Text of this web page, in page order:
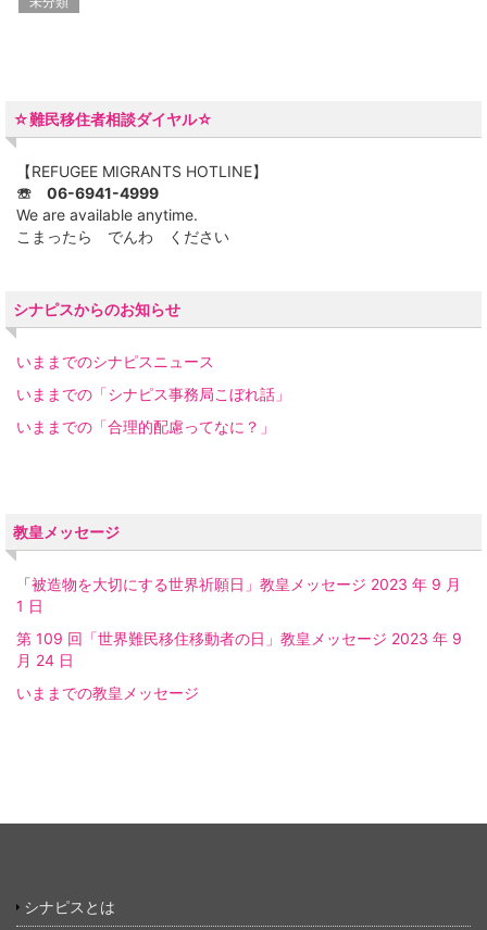
☆難民移住者相談ダイヤル☆
【REFUGEE MIGRANTS HOTLINE】
☏ 06-6941-4999
We are available anytime.
こまったら でんわ ください
シナピスからのお知らせ
いままでのシナピスニュース
いままでの「シナピス事務局こぼれ話」
いままでの「合理的配慮ってなに？」
教皇メッセージ
「被造物を大切にする世界祈願日」教皇メッセージ 2023 年 9 月
1 日
第 109 回「世界難民移住移動者の日」教皇メッセージ 2023 年 9
月 24 日
いままでの教皇メッセージ
シナピスとは